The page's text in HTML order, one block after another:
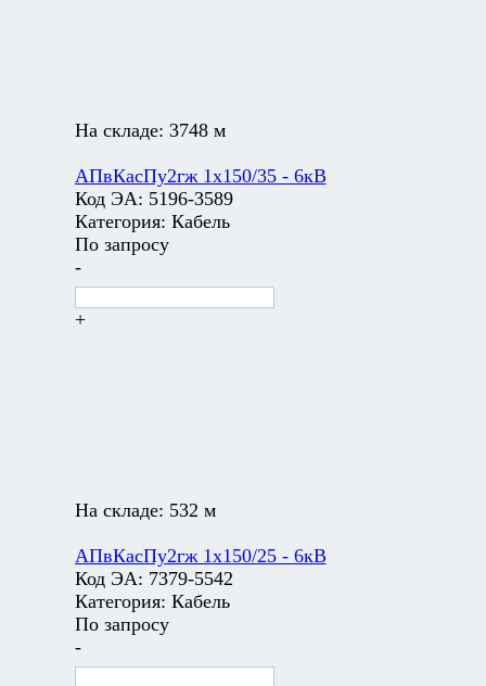
На складе: 3748 м
АПвКасПу2гж 1х150/35 - 6кВ
Код ЭА: 5196-3589
Категория: Кабель
По запросу
-
+
На складе: 532 м
АПвКасПу2гж 1х150/25 - 6кВ
Код ЭА: 7379-5542
Категория: Кабель
По запросу
-